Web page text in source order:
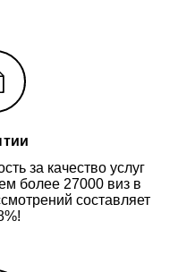
за качество услуг
более 27000 виз в
составляет